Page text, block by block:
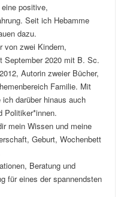
positive,
Seit ich Hebamme
dazu.
von zwei Kindern,
September 2020 mit B. Sc.
Autorin zweier Bücher,
Familie. Mit
darüber hinaus auch
Politiker*innen.
mein Wissen und meine
Geburt, Wochenbett
Beratung und
für eines der spannendsten